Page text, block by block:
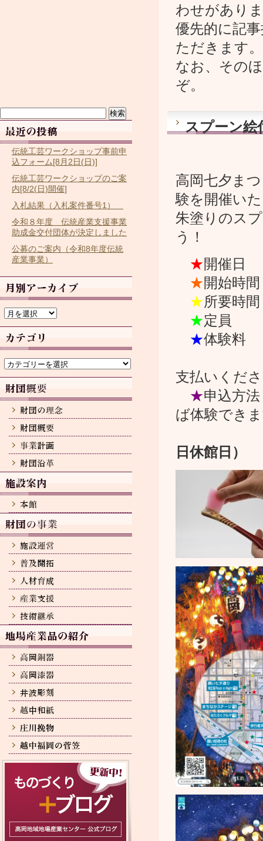
わせがあり
優先的に記
ただきます。
なお、その
ぞ。
スプーン絵
高岡七夕ま
験を開催い
朱塗りのス
う！
★開催
★開始時
★所要時
★定員
★体験
支払いくだ
★申込方
ば体験でき
日休館日）
索:
伝統工芸ワークショップ事前申
込フォーム[8月2日(日)]
伝統工芸ワークショップのご案
内[8/2(日)開催]
入札結果（入札案件番号1）
令和８年度 伝統産業支援事業
助成金交付団体が決定しました
公募のご案内（令和8年度伝統
産業事業）
ー
カ
イ
ブ
ゴ
リ
ー